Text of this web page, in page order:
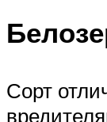
Сорт